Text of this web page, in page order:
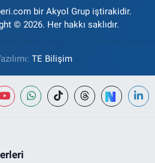
bir Akyol Grup iştirakidir.
© 2026. Her hakkı saklıdır.
TE Bilişim